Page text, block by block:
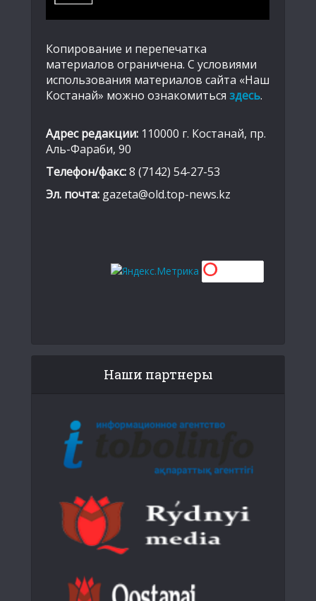
Копирование и перепечатка
материалов ограничена. С условиями
использования материалов сайта «Наш
Костанай» можно ознакомиться здесь.
Адрес редакции: 110000 г. Костанай, пр.
Аль-Фараби, 90
Телефон/факс:8 (7142) 54-27-53
Эл. почта: gazeta@old.top-news.kz
Наши партнеры